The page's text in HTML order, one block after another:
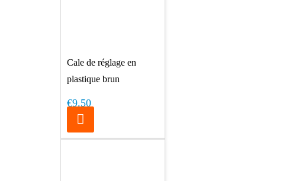
Cale de réglage en
plastique brun
€9.50